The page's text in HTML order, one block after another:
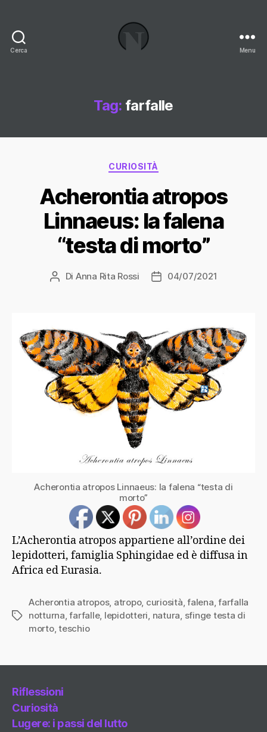
Cerca
Blog
Menu
Tag: farfalle
Categorie
CURIOSITÀ
Acherontia atropos
Linnaeus: la falena
“testa di morto”
Autore
Di Anna Rita Rossi
Data04/07/2021
Acherontia atropos Linnaeus: la falena “testa di
morto”
L’Acherontia atropos appartiene all’ordine dei
lepidotteri, famiglia Sphingidae ed è diffusa in
Africa ed Eurasia.
Tag
Acherontia atropos, atropo, curiosità ,falena ,farfalla
notturna ,farfalle, lepidotteri natura sfinge testa di
morto,teschio
Riflessioni
Curiosità
Lugere: i passi del lutto